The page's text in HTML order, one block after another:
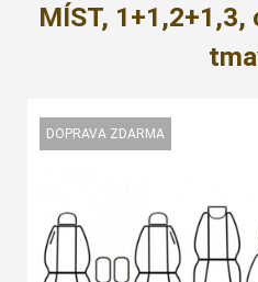
MÍST, 1+1,2+1,3,